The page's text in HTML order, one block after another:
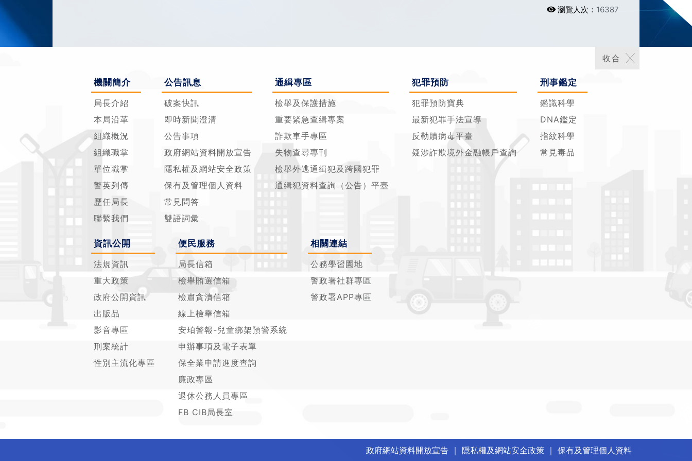
瀏覽人次： 16387
機關簡介
局長介紹
本局沿革
組織概況
組織職掌
單位職掌
警英列傳
歷任局長
聯繫我們
公告訊息
破案快訊
即時新聞澄清
公告事項
政府網站資料開放宣告
隱私權及網站安全政策
保有及管理個人資料
常見問答
雙語詞彙
通緝專區
檢舉及保護措施
重要緊急查緝專案
詐欺車手專區
失物查尋專刊
檢舉外逃通緝犯及跨國犯罪
通緝犯資料查詢（公告）平臺
犯罪預防
犯罪預防寶典
最新犯罪手法宣導
反勒贖病毒平臺
疑涉詐欺境外金融帳戶查詢
刑事鑑定
鑑識科學
DNA鑑定
指紋科學
常見毒品
資訊公開
法規資訊
重大政策
政府公開資訊
出版品
影音專區
刑案統計
性別主流化專區
便民服務
局長信箱
檢舉賄選信箱
檢肅貪瀆信箱
線上檢舉信箱
安珀警報-兒童綁架預警系統
申辦事項及電子表單
保全業申請進度查詢
廉政專區
退休公務人員專區
FB CIB局長室
相關連結
公務學習園地
警政署社群專區
警政署APP專區
政府網站資料開放宣告 ｜ 隱私權及網站安全政策 ｜ 保有及管理個人資料